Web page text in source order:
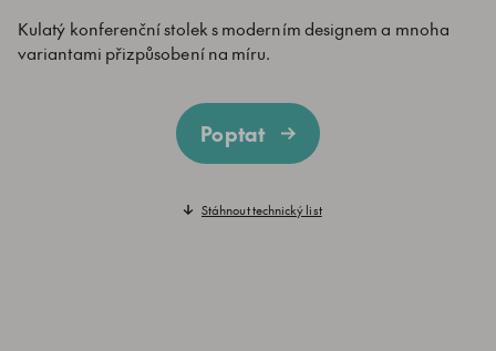
Kulatý konferenční stolek s moderním designem a mnoha
variantami přizpůsobení na míru.
Poptat
Stáhnout technický list